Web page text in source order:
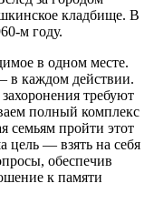
кладбище. В
м году.
в одном месте.
в каждом действии.
требуют
полный комплекс
семьям пройти этот
цель — взять на себя
обеспечив
к памяти